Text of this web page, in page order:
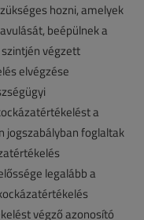
hozni, amelyek
beépülnek a
végzett
elvégzése
a
jogszabályban foglaltak
legalább a
végző azonosító